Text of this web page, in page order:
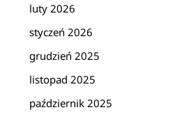
luty 2026
styczeń 2026
grudzień 2025
listopad 2025
październik 2025